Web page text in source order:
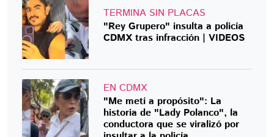
TERMINA SIN PLACAS
"Rey Grupero" insulta a policía
CDMX tras infracción | VIDEOS
EN CDMX
"Me metí a propósito": La
historia de "Lady Polanco", la
conductora que se viralizó por